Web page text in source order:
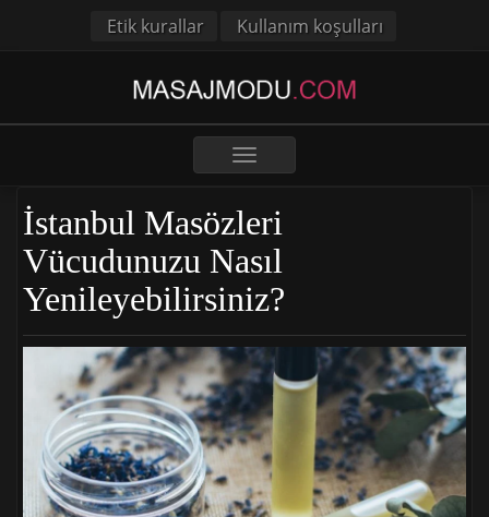
Etik kurallar Kullanım koşulları
Toggle
navigation
İstanbul Masözleri
Vücudunuzu Nasıl
Yenileyebilirsiniz?